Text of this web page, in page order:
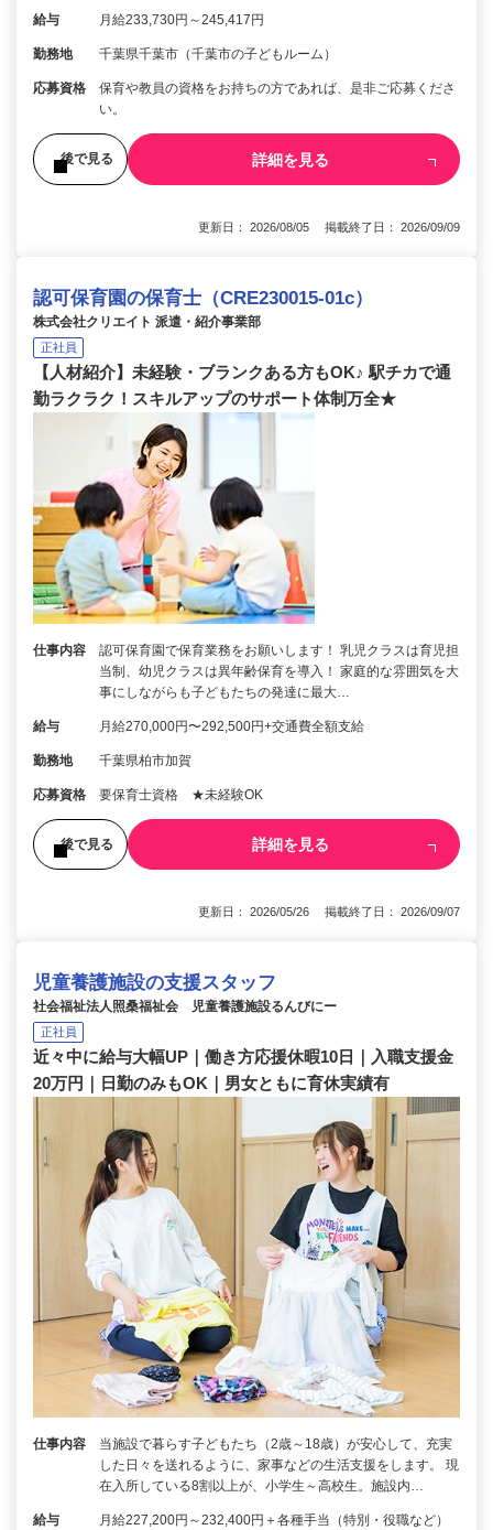
給与 月給233,730円～245,417円
勤務地 千葉県千葉市（千葉市の子どもルーム）
応募資格
保育や教員の資格をお持ちの方であれば、是非ご応募くださ
い。
後で見る 詳細を見る
更新日： 2026/08/05 掲載終了日： 2026/09/09
認可保育園の保育士（CRE230015-01c）
株式会社クリエイト 派遣・紹介事業部
正社員
【人材紹介】未経験・ブランクある方もOK♪ 駅チカで通
勤ラクラク！スキルアップのサポート体制万全★
仕事内容
認可保育園で保育業務をお願いします！ 乳児クラスは育児担
当制、幼児クラスは異年齢保育を導入！ 家庭的な雰囲気を大
事にしながらも子どもたちの発達に最大…
給与 月給270,000円〜292,500円+交通費全額支給
勤務地 千葉県柏市加賀
応募資格 要保育士資格 ★未経験OK
後で見る 詳細を見る
更新日： 2026/05/26 掲載終了日： 2026/09/07
児童養護施設の支援スタッフ
社会福祉法人照桑福祉会 児童養護施設るんびにー
正社員
近々中に給与大幅UP｜働き方応援休暇10日｜入職支援金
20万円｜日勤のみもOK｜男女ともに育休実績有
仕事内容
当施設で暮らす子どもたち（2歳～18歳）が安心して、充実
した日々を送れるように、家事などの生活支援をします。 現
在入所している8割以上が、小学生～高校生。施設内…
給与 月給227,200円～232,400円＋各種手当（特別・役職など）